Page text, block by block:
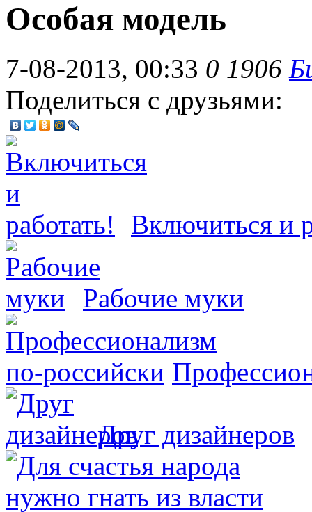
Особая модель
7-08-2013, 00:33 0 1906
Поделиться с друзьями:
Включиться и
Рабочие муки
Друг дизайнеров